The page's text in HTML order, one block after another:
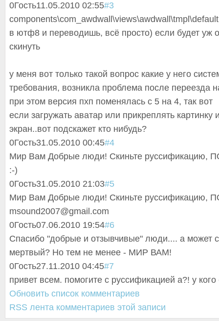
0Гость11.05.2010 02:55#3
components\com_ awdwall\views\awdwall\tmpl\def
в ютф8 и переводишь, всё просто) если будет уж
скинуть
у меня вот только такой вопрос какие у него
требования, возникла проблема после переезда
при этом версия пхп поменялась с 5 на 4, так вот
если загружать аватар или прикреплять
экран..вот подскажет кто нибудь?
0Гость31.05.2010 00:45#4
Мир Вам Добрые люди! Скиньте руссификацию,
:-)
0Гость31.05.2010 21:03#5
Мир Вам Добрые люди! Скиньте руссификацию,
msound2007@gmai l.com
0Гость07.06.2010 19:54#6
Спасибо "добрые и отзывчивые" люди.... а может
мертвый? Но тем не менее - МИР ВАМ!
0Гость27.11.2010 04:45#7
привет всем. помогите с руссификацией а?! у кого
Обновить список комментариев
RSS лента комментариев этой записи